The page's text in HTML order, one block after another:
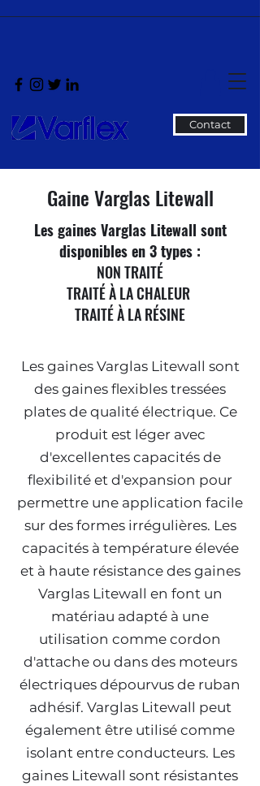
Contact
Gaine Varglas Litewall
Les gaines Varglas Litewall sont
disponibles en 3 types :
NON TRAITÉ
TRAITÉ À LA CHALEUR
TRAITÉ À LA RÉSINE
Les gaines Varglas Litewall sont
des gaines flexibles tressées
plates de qualité électrique. Ce
produit est léger avec
d'excellentes capacités de
flexibilité et d'expansion pour
permettre une application facile
sur des formes irrégulières. Les
capacités à température élevée
et à haute résistance des gaines
Varglas Litewall en font un
matériau adapté à une
utilisation comme cordon
d'attache ou dans des moteurs
électriques dépourvus de ruban
adhésif. Varglas Litewall peut
également être utilisé comme
isolant entre conducteurs. Les
gaines Litewall sont résistantes